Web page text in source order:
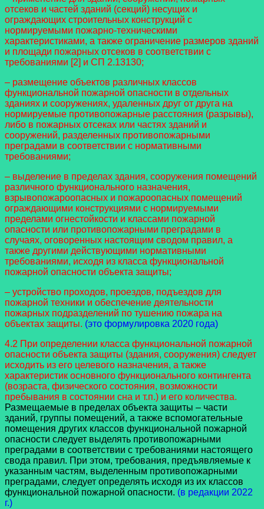
отсеков и частей зданий (секций) несущих и
ограждающих строительных конструкций с
нормируемыми пожарно-техническими
характеристиками, а также ограничение размеров зданий
и площади пожарных отсеков в соответствии с
требованиями [2] и СП 2.13130;
– размещение объектов различных классов
функциональной пожарной опасности в отдельных
зданиях и сооружениях, удаленных друг от друга на
нормируемые противопожарные расстояния (разрывы),
либо в пожарных отсеках или частях зданий и
сооружений, разделенных противопожарными
преградами в соответствии с нормативными
требованиями;
– выделение в пределах здания, сооружения помещений
различного функционального назначения,
взрывопожароопасных и пожароопасных помещений
ограждающими конструкциями с нормируемыми
пределами огнестойкости и классами пожарной
опасности или противопожарными преградами в
случаях, оговоренных настоящим сводом правил, а
также другими действующими нормативными
требованиями, исходя из класса функциональной
пожарной опасности объекта защиты;
– устройство проходов, проездов, подъездов для
пожарной техники и обеспечение деятельности
пожарных подразделений по тушению пожара на
объектах защиты. (это формулировка 2020 года)
4.2 При определении класса функциональной пожарной
опасности объекта защиты (здания, сооружения) следует
исходить из его целевого назначения, а также
характеристик основного функционального контингента
(возраста, физического состояния, возможности
пребывания в состоянии сна и т.п.) и его количества.
Размещаемые в пределах объекта защиты – части
зданий, группы помещений, а также вспомогательные
помещения других классов функциональной пожарной
опасности следует выделять противопожарными
преградами в соответствии с требованиями настоящего
свода правил. При этом, требования, предъявляемые к
указанным частям, выделенным противопожарными
преградами, следует определять исходя из их классов
функциональной пожарной опасности. (в редакции 2022
г.)